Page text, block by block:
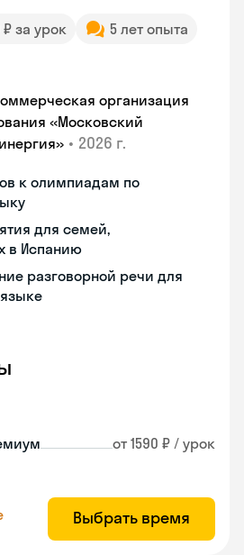
₽ за урок
5 лет опыта
организация
«Московский
• 2026 г.
к олимпиадам по
для семей,
в Испанию
разговорной речи для
от 1590 ₽ / урок
Выбрать время